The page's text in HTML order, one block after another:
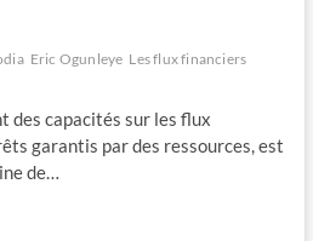
Eric Ogunleye Les flux financiers
des capacités sur les flux
garantis par des ressources, est
de…